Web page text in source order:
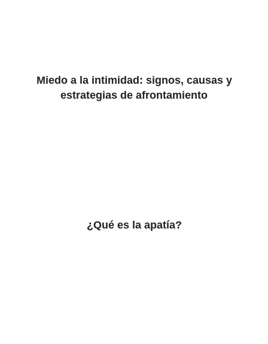
Miedo a la intimidad: signos, causas y
estrategias de afrontamiento
¿Qué es la apatía?